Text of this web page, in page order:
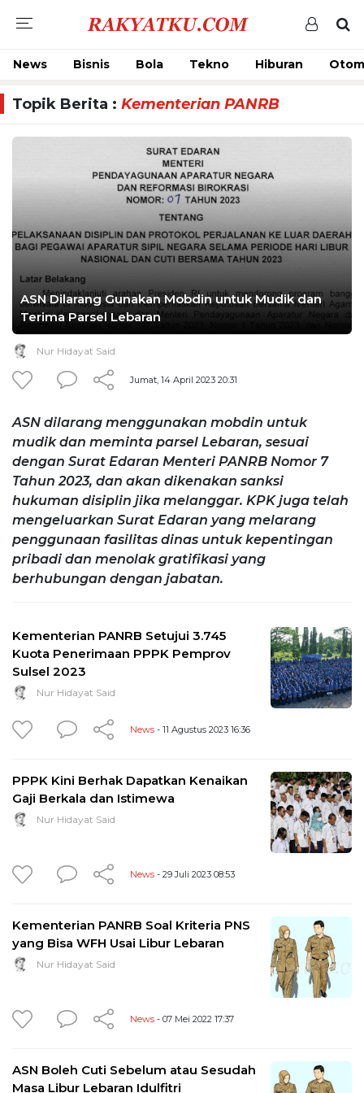
News Bisnis Bola Tekno Hiburan
Topik Berita : Kementerian PANRB
ASN Dilarang Gunakan Mobdin untuk Mudik dan
Terima Parsel Lebaran
Nur Hidayat Said
Jumat, 14 April 2023 20:31
ASN dilarang menggunakan mobdin untuk
mudik dan meminta parsel Lebaran, sesuai
dengan Surat Edaran Menteri PANRB Nomor 7
Tahun 2023, dan akan dikenakan sanksi
hukuman disiplin jika melanggar. KPK juga telah
mengeluarkan Surat Edaran yang melarang
penggunaan fasilitas dinas untuk kepentingan
pribadi dan menolak gratifikasi yang
berhubungan dengan jabatan.
Kementerian PANRB Setujui 3.745
Kuota Penerimaan PPPK Pemprov
Sulsel 2023
Nur Hidayat Said
News - 11 Agustus 2023 16:36
PPPK Kini Berhak Dapatkan Kenaikan
Gaji Berkala dan Istimewa
Nur Hidayat Said
News - 29 Juli 2023 08:53
Kementerian PANRB Soal Kriteria PNS
yang Bisa WFH Usai Libur Lebaran
Nur Hidayat Said
News - 07 Mei 2022 17:37
ASN Boleh Cuti Sebelum atau Sesudah
Masa Libur Lebaran Idulfitri